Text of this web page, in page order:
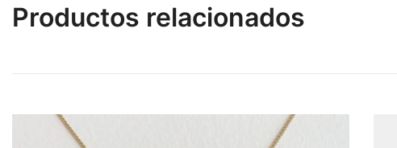
Productos relacionados